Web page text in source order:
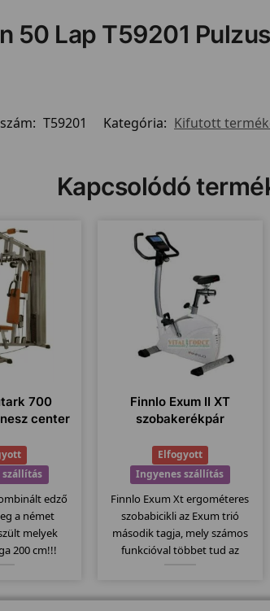
50 Lap T59201
T59201 Kategória: Kifutott
Kapcsolódó
700
center
edző
a német
melyek
200 cm!!!
Finnlo Exum II XT
szobakerékpár
Elfogyott
Ingyenes szállítás
Finnlo Exum Xt ergométeres
szobabicikli az Exum trió
második tagja, mely számos
funkcióval többet tud az
ezáltal szintén 150kg-os